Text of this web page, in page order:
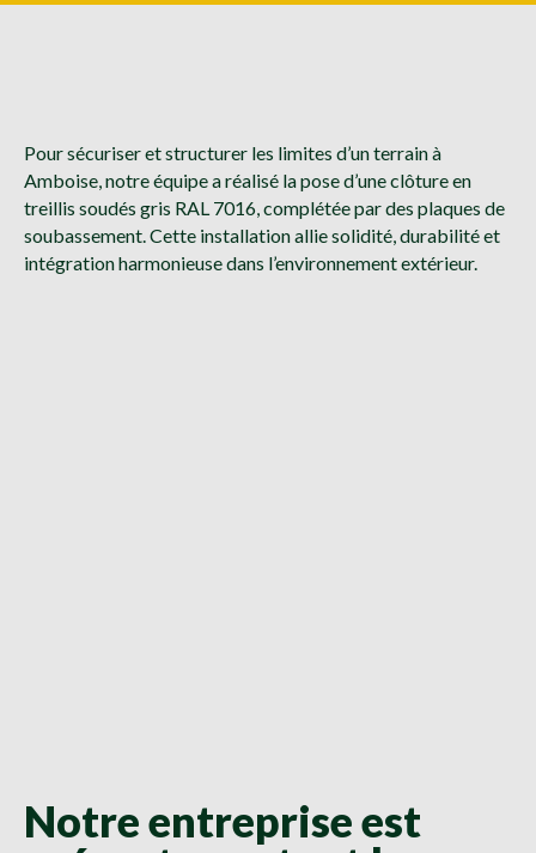
Pour sécuriser et structurer les limites d’un terrain à
Amboise, notre équipe a réalisé la pose d’une clôture en
treillis soudés gris RAL 7016, complétée par des plaques de
soubassement. Cette installation allie solidité, durabilité et
intégration harmonieuse dans l’environnement extérieur.
Notre entreprise est